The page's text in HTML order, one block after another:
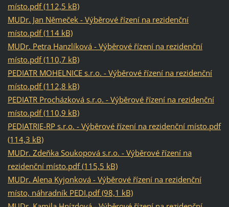
místo.pdf (112,5 kB)
MUDr. Jan Němeček - Výběrové řízení na rezidenční
místo.pdf (114 kB)
MUDr. Petra Hanzlíková - Výběrové řízení na rezidenční
místo.pdf (110,7 kB)
PEDIATR MOHELNICE s.r.o. - Výběrové řízení na rezidenční
místo.pdf (112,8 kB)
PEDIATR Procházková s.r.o. - Výběrové řízení na rezidenční
místo.pdf (110,9 kB)
PEDIATRIE-RP s.r.o. - Výběrové řízení na rezidenční místo.pdf
(114,3 kB)
MUDr. Zdeňka Soukopová s.r.o. - Výběrové řízení na
rezidenční místo.pdf (115,5 kB)
MUDr. Alena Kyjonková - Výběrové řízení na rezidenční
místo, náhradník PEDI.pdf (98,1 kB)